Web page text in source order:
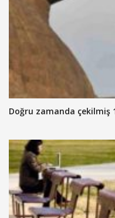
Doğru zamanda